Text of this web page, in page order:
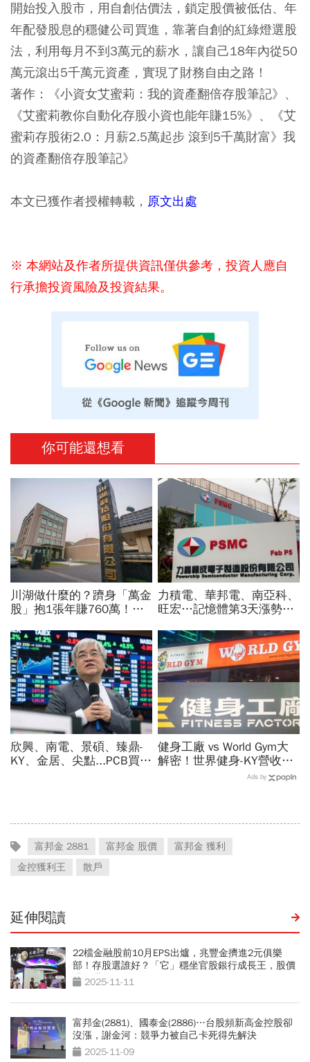
開始投入股市，用自創估價法，鎖定股價被低估、年
年配發股息的穩健公司買進，靠著自創的紅綠燈選股
法，利用每月不到3萬元的薪水，讓自己18年內從50
萬元滾出5千萬元資產，實現了財務自由之路！
著作：《小資女艾蜜莉：我的資產翻倍存股筆記》、
《艾蜜莉教你自動化存股小資也能年賺15%》、《艾
蜜莉存股術2.0：月薪2.5萬起步 滾到5千萬財富》我
的資產翻倍存股筆記》
本文已獲作者授權轉載， 原文出處
※ 本網站及作者所提供資訊僅供參考，投資人應自
行承擔投資風險及投資結果。
你可能還想看
川湖做什麼的？躋身「萬金
股」抱1張年賺760萬！傳
根鐵憑什麼賣這麼貴」？
力積電、華邦電、南亞科、
旺宏…記憶體第3天漲勢繼
賣！力積電漲停原因曝光
欣興、南電、景碩、臻鼎-
KY、金居、尖點...PCB買誰
健身工廠 vs World Gym大
解密！世界健身-KY營收大
勝，獲利卻輸給柏文？教練
Ads by
富邦金 2881 富邦金 股價
富邦金 獲利
金控獲利王
散戶
延伸閱讀
22檔金融股前10月EPS出爐，兆豐金擠進2元俱樂
部！存股選誰好？「它」穩坐官股銀行成長王，股價
還很甜
2025-11-11
富邦金(2881)、國泰金(2886)…台股頻新高金控股卻
沒漲，謝金河：競爭力被自己卡死得先解決
2025-11-09